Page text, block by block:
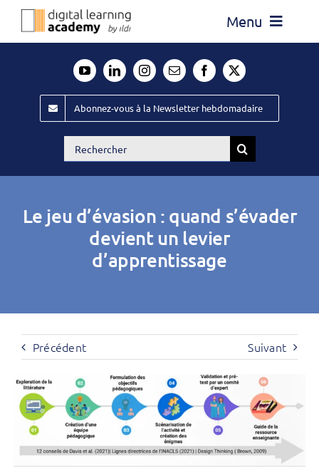
Passer
Menu
Évènements ILDI
Offres d’emploi
Publiez
Abonnez-vous à la Newsletter hebdomadaire
Rechercher:
Le jeu d’évasion : quand s’évader
devient un levier
d’apprentissage
Précédent Suivant